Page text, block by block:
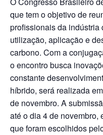
que tem o objetivo de
profissionais da
utilização, aplicação e
carbono. Com a
o encontro busca
constante
híbrido, será realizada
de novembro. A
até o dia 4 de novembro,
que foram escolhidos